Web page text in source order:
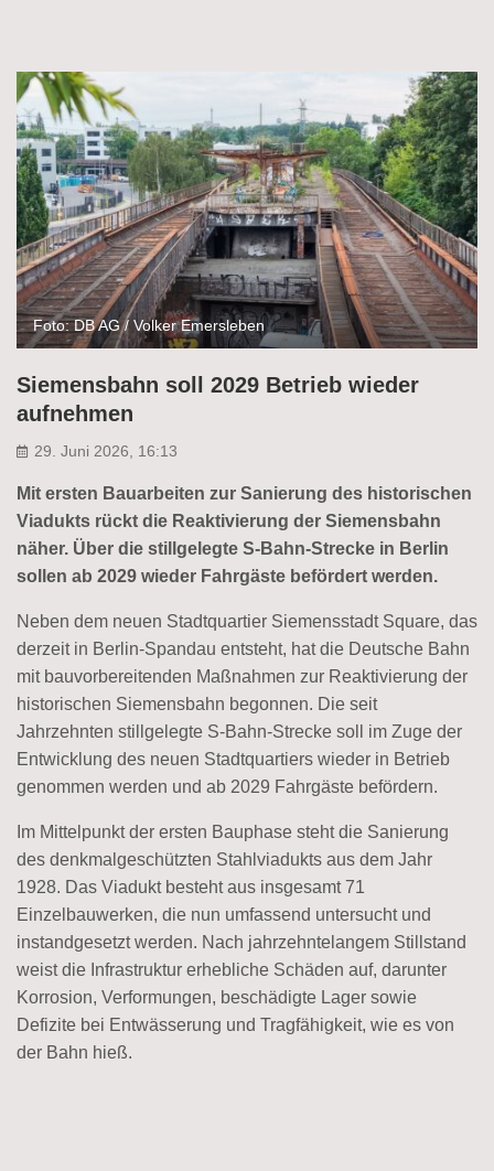
Foto: DB AG / Volker Emersleben
Siemensbahn soll 2029 Betrieb wieder
aufnehmen
29. Juni 2026, 16:13
Mit ersten Bauarbeiten zur Sanierung des historischen
Viadukts rückt die Reaktivierung der Siemensbahn
näher. Über die stillgelegte S-Bahn-Strecke in Berlin
sollen ab 2029 wieder Fahrgäste befördert werden.
Neben dem neuen Stadtquartier Siemensstadt Square, das
derzeit in Berlin-Spandau entsteht, hat die Deutsche Bahn
mit bauvorbereitenden Maßnahmen zur Reaktivierung der
historischen Siemensbahn begonnen. Die seit
Jahrzehnten stillgelegte S-Bahn-Strecke soll im Zuge der
Entwicklung des neuen Stadtquartiers wieder in Betrieb
genommen werden und ab 2029 Fahrgäste befördern.
Im Mittelpunkt der ersten Bauphase steht die Sanierung
des denkmalgeschützten Stahlviadukts aus dem Jahr
1928. Das Viadukt besteht aus insgesamt 71
Einzelbauwerken, die nun umfassend untersucht und
instandgesetzt werden. Nach jahrzehntelangem Stillstand
weist die Infrastruktur erhebliche Schäden auf, darunter
Korrosion, Verformungen, beschädigte Lager sowie
Defizite bei Entwässerung und Tragfähigkeit, wie es von
der Bahn hieß.